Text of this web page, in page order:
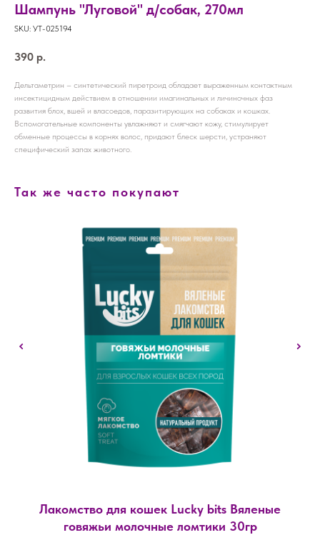
Шампунь "Луговой" д/собак, 270мл
SKU: УТ-025194
390 р.
Дельтаметрин – синтетический пиретроид обладает выраженным контактным
инсектицидным действием в отношении имагинальных и личиночных фаз
развития блох, вшей и власоедов, паразитирующих на собаках и кошках.
Вспомогательные компоненты увлажняют и смягчают кожу, стимулирует
обменные процессы в корнях волос, придают блеск шерсти, устраняют
специфический запах животного.
Так же часто покупают
Лакомство для кошек Lucky bits Вяленые
говяжьи молочные ломтики 30гр